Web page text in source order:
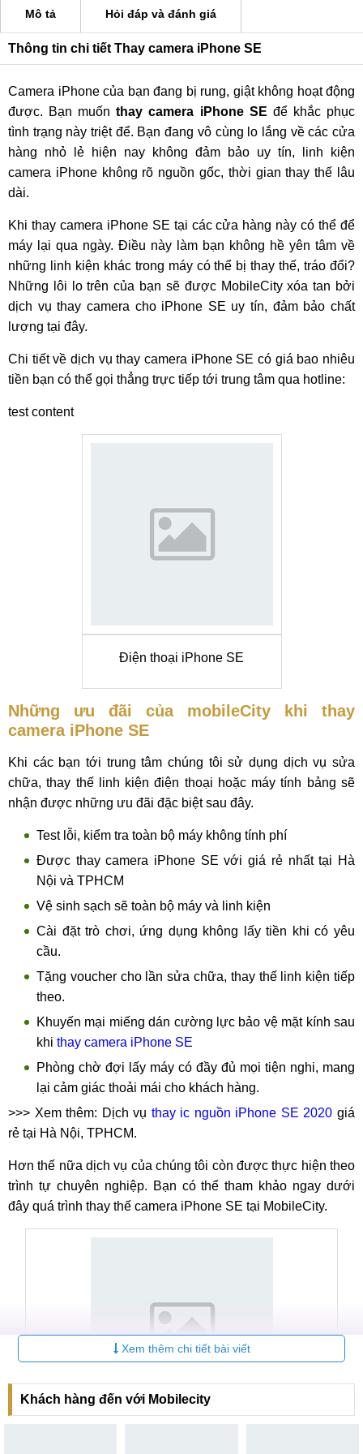
Mô tả Hỏi đáp và đánh giá
Thông tin chi tiết Thay camera iPhone SE
Camera iPhone của bạn đang bị rung, giật không hoạt động
được. Bạn muốnthay camera iPhone SE để khắc phục
tình trạng này triệt để. Bạn đang vô cùng lo lắng về các cửa
hàng nhỏ lẻ hiện nay không đảm bảo uy tín, linh kiện
camera iPhone không rõ nguồn gốc, thời gian thay thế lâu
dài.
Khi thay camera iPhone SE tại các cửa hàng này có thể để
máy lại qua ngày. Điều này làm bạn không hề yên tâm về
những linh kiện khác trong máy có thể bị thay thế, tráo đổi?
Những lôi lo trên của bạn sẽ được MobileCity xóa tan bởi
dịch vụ thay camera cho iPhone SE uy tín, đảm bảo chất
lượng tại đây.
Chi tiết về dịch vụ thay camera iPhone SE có giá bao nhiêu
tiền bạn có thể gọi thẳng trực tiếp tới trung tâm qua hotline:
test content
Điện thoại iPhone SE
Những ưu đãi của mobileCity khi thay
camera iPhone SE
Khi các bạn tới trung tâm chúng tôi sử dụng dịch vụ sửa
chữa, thay thế linh kiện điện thoại hoặc máy tính bảng sẽ
nhận được những ưu đãi đặc biệt sau đây.
Test lỗi, kiểm tra toàn bộ máy không tính phí
Được thay camera iPhone SE với giá rẻ nhất tại Hà
Nội và TPHCM
Vệ sinh sạch sẽ toàn bộ máy và linh kiện
Cài đặt trò chơi, ứng dụng không lấy tiền khi có yêu
cầu.
Tặng voucher cho lần sửa chữa, thay thế linh kiện tiếp
theo.
Khuyến mại miếng dán cường lực bảo vệ mặt kính sau
khi thay camera iPhone SE
Phòng chờ đợi lấy máy có đầy đủ mọi tiện nghi, mang
lại cảm giác thoải mái cho khách hàng.
>>> Xem thêm: Dịch vụ thay ic nguồn iPhone SE 2020 giá
rẻ tại Hà Nội, TPHCM.
Hơn thế nữa dịch vụ của chúng tôi còn được thực hiện theo
trình tự chuyên nghiệp. Bạn có thể tham khảo ngay dưới
đây quá trình thay thế camera iPhone SE tại MobileCity.
Xem thêm chi tiết bài viết
Khách hàng đến với Mobilecity